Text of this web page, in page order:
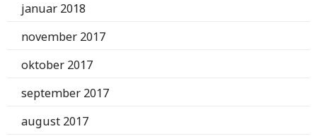
januar 2018
november 2017
oktober 2017
september 2017
august 2017